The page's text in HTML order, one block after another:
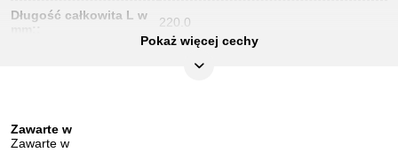
Długość całkowita L w
220.0
Materiał1:
Pokaż więcej cechy
Zawarte w
Zawarte w